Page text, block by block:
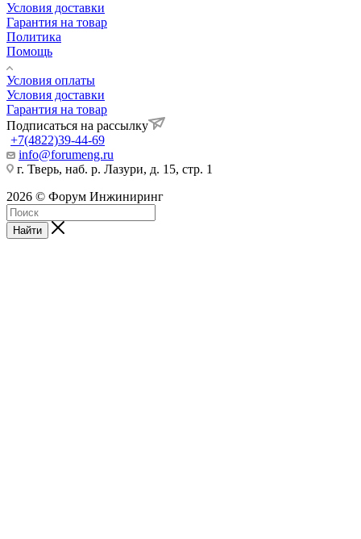
Условия доставки
Гарантия на товар
Политика
Помощь
Условия оплаты
Условия доставки
Гарантия на товар
Подписаться на рассылку
+7(4822)39-44-69
info@forumeng.ru
г. Тверь, наб. р. Лазури, д. 15, стр. 1
2026 © Форум Инжиниринг
Найти